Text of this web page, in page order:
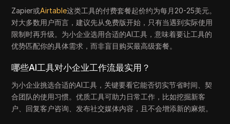
Zapier或Airtable这类工具的付费套餐起价约为每月20-25美元。
对大多数用户而言，建议先从免费版开始，只有当遇到实际使用
限制时再升级。为小企业选用合适的AI工具，意味着要让工具的
优势匹配你的具体需求，而非盲目购买最高级套餐。
哪些AI工具对小企业工作流最实用？
为小企业挑选合适的AI工具，关键要看它能否切实节省时间、契
合团队的使用习惯。优质工具可助力日常工作，比如挖掘新客
户、回复客户咨询、发布社交媒体内容，且不会增添新的麻烦。